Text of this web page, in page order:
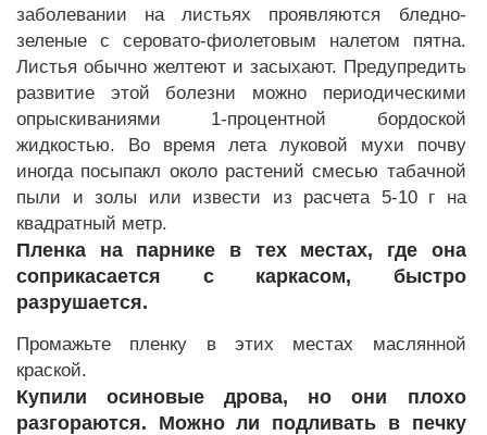
заболевании на листьях проявляются бледно-
зеленые с серовато-фиолетовым налетом пятна.
Листья обычно желтеют и засыхают. Предупредить
развитие этой болезни можно периодическими
опрыскиваниями 1-процентной бордоской
жидкостью. Во время лета луковой мухи почву
иногда посыпакл около растений смесью табачной
пыли и золы или извести из расчета 5-10 г на
квадратный метр.
Пленка на парнике в тех местах, где она
соприкасается с каркасом, быстро
разрушается.
Промажьте пленку в этих местах маслянной
краской.
Купили осиновые дрова, но они плохо
разгораются. Можно ли подливать в печку